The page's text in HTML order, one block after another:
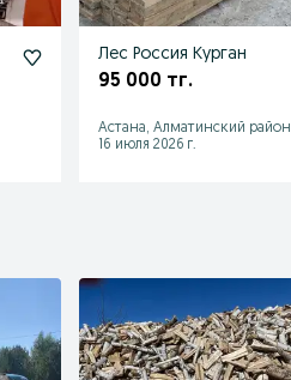
Лес Россия Курган
95 000 тг.
Астана, Алматинский район
16 июля 2026 г.